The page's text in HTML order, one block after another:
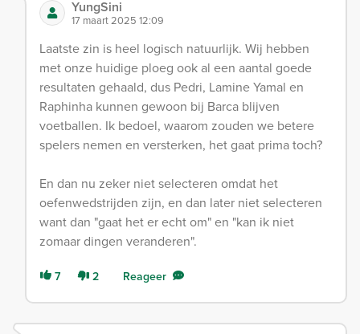
YungSini
17 maart 2025 12:09
Laatste zin is heel logisch natuurlijk. Wij hebben
met onze huidige ploeg ook al een aantal goede
resultaten gehaald, dus Pedri, Lamine Yamal en
Raphinha kunnen gewoon bij Barca blijven
voetballen. Ik bedoel, waarom zouden we betere
spelers nemen en versterken, het gaat prima toch?
En dan nu zeker niet selecteren omdat het
oefenwedstrijden zijn, en dan later niet selecteren
want dan "gaat het er echt om" en "kan ik niet
zomaar dingen veranderen".
7 2 Reageer